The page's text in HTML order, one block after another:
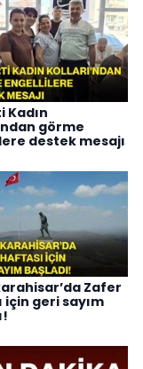
Kadın
görme
destek mesajı
Zafer
için geri sayım